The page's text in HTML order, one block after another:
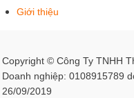
Giới thiệu
Copyright © Công Ty TNHH
Doanh nghiệp: 0108915789
26/09/2019